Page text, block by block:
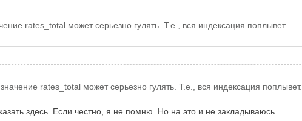
rates_total может серьезно гулять. Т.е., вся индексация поплывет.
rates_total может серьезно гулять. Т.е., вся индексация поплывет.
здесь. Если честно, я не помню. Но на это и не закладываюсь.